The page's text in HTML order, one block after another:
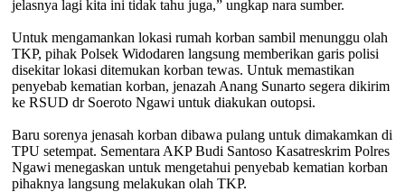
jelasnya lagi kita ini tidak tahu juga,” ungkap nara sumber.
Untuk mengamankan lokasi rumah korban sambil menunggu olah
TKP, pihak Polsek Widodaren langsung memberikan garis polisi
disekitar lokasi ditemukan korban tewas. Untuk memastikan
penyebab kematian korban, jenazah Anang Sunarto segera dikirim
ke RSUD dr Soeroto Ngawi untuk diakukan outopsi.
Baru sorenya jenasah korban dibawa pulang untuk dimakamkan di
TPU setempat. Sementara AKP Budi Santoso Kasatreskrim Polres
Ngawi menegaskan untuk mengetahui penyebab kematian korban
pihaknya langsung melakukan olah TKP.